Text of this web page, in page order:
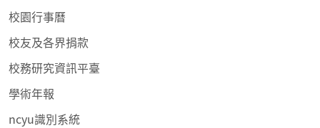
校園行事曆
校友及各界捐款
校務研究資訊平臺
學術年報
ncyu識別系統